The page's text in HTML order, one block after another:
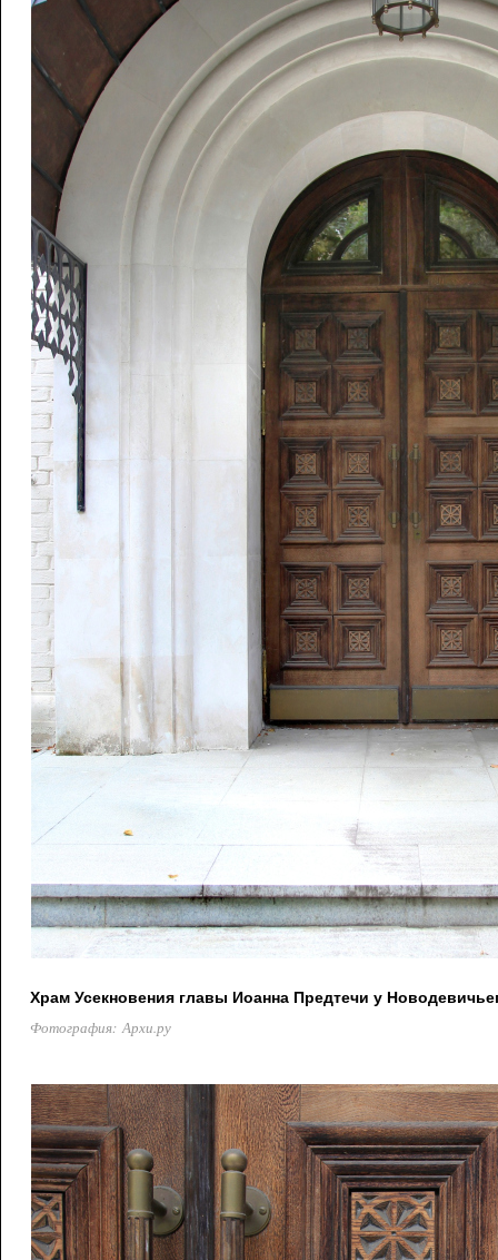
Храм Усекновения главы Иоанна Предтечи у
Фотография: Архи.ру